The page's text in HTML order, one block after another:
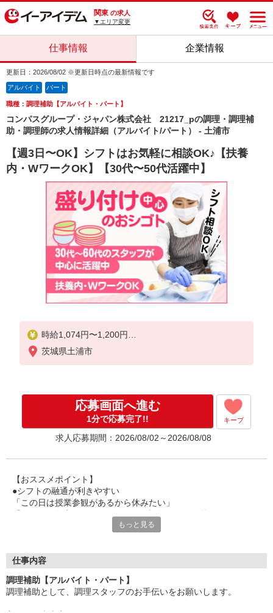
関東 の求人
▼エリア変更
仕事情報 企業情報
更新日：2026/08/02 ※更新日時点の最新情報です
アルバイト パート
職種：調理補助【アルバイト・パート】
コンパスグループ・ジャパン株式会社 21217_pの調理・調理補
助・調理師の求人情報詳細（アルバイト/パート） - 土浦市
【週3日〜OK】シフトはお気軽に相談OK♪【扶養
内・WワークOK】【30代〜50代活躍中】
時給1,074円〜1,200円
試用期間中 時給1,074円〜1,200円(試用期間2ヶ月)
ます。
茨城県土浦市
応募画面へ進む
1分で応募完了!! キープ
求人応募期間：2026/08/02～2026/08/08
【おススメポイント】
●シフトの融通が利きやすい
「この日は授業参観があるから休みたい」
家庭や趣味の都合にも柔軟に対応しますので、お気軽にご相談く
●20代〜50代の幅広い年代のスタッフが活躍中
躍中
もっと見る
仕事内容
調理補助【アルバイト・パート】
調理補助として、調理スタッフのお手伝いをお願いします。